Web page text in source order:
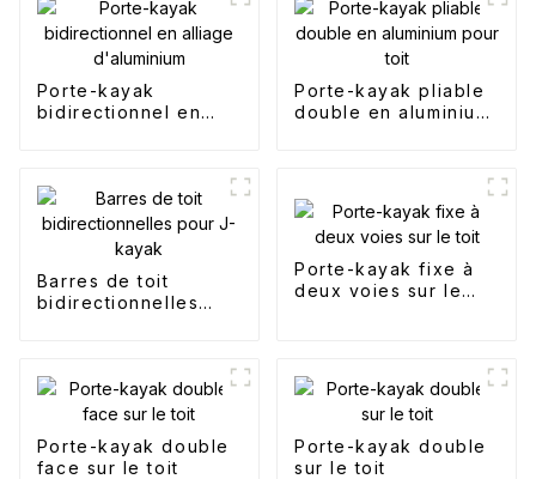
Porte-kayak
bidirectionnel en
Porte-kayak pliable
double en aluminium
Barres de toit
bidirectionnelles
Porte-kayak fixe à
deux voies sur le
Porte-kayak double
face sur le toit
Porte-kayak double
sur le toit